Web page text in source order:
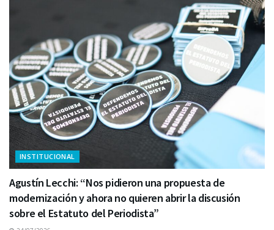
INSTITUCIONAL
Agustín Lecchi: “Nos pidieron una propuesta de
modernización y ahora no quieren abrir la discusión
sobre el Estatuto del Periodista”